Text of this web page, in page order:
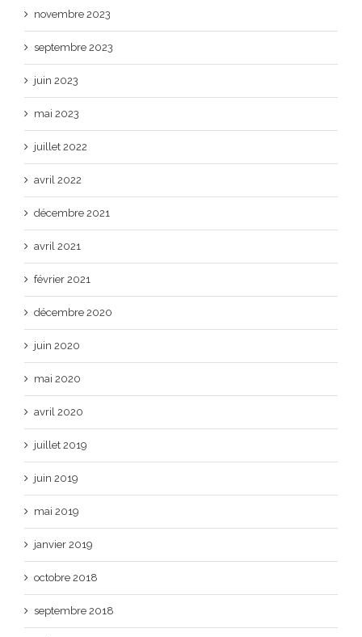
novembre 2023
septembre 2023
juin 2023
mai 2023
juillet 2022
avril 2022
décembre 2021
avril 2021
février 2021
décembre 2020
juin 2020
mai 2020
avril 2020
juillet 2019
juin 2019
mai 2019
janvier 2019
octobre 2018
septembre 2018